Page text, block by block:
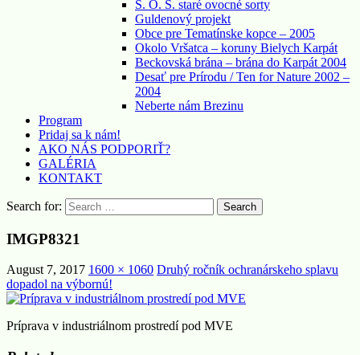
S. O. S. staré ovocné sorty
Guldenový projekt
Obce pre Tematínske kopce – 2005
Okolo Vršatca – koruny Bielych Karpát
Beckovská brána – brána do Karpát 2004
Desať pre Prírodu / Ten for Nature 2002 –
2004
Neberte nám Brezinu
Program
Pridaj sa k nám!
AKO NÁS PODPORIŤ?
GALÉRIA
KONTAKT
Search for:
IMGP8321
August 7, 2017 1600 × 1060 Druhý ročník ochranárskeho splavu
dopadol na výbornú!
Príprava v industriálnom prostredí pod MVE